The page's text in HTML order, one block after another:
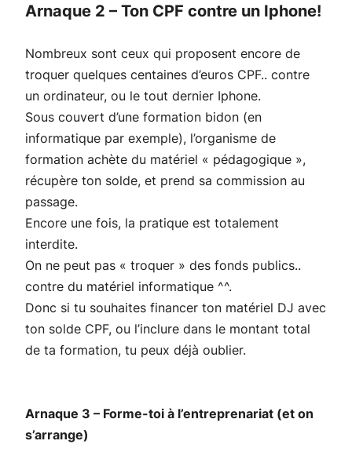
Arnaque 2 – Ton CPF contre un Iphone!
Nombreux sont ceux qui proposent encore de
troquer quelques centaines d’euros CPF.. contre
un ordinateur, ou le tout dernier Iphone.
Sous couvert d’une formation bidon (en
informatique par exemple), l’organisme de
formation achète du matériel « pédagogique »,
récupère ton solde, et prend sa commission au
passage.
Encore une fois, la pratique est totalement
interdite.
On ne peut pas « troquer » des fonds publics..
contre du matériel informatique ^^.
Donc si tu souhaites financer ton matériel DJ avec
ton solde CPF, ou l’inclure dans le montant total
de ta formation, tu peux déjà oublier.
Arnaque 3 – Forme-toi à l’entreprenariat (et on
s’arrange)